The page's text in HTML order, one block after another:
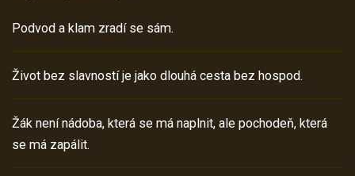
Podvod a klam zradí se sám.
Život bez slavností je jako dlouhá cesta bez hospod.
Žák není nádoba, která se má naplnit, ale pochodeň, která
se má zapálit.